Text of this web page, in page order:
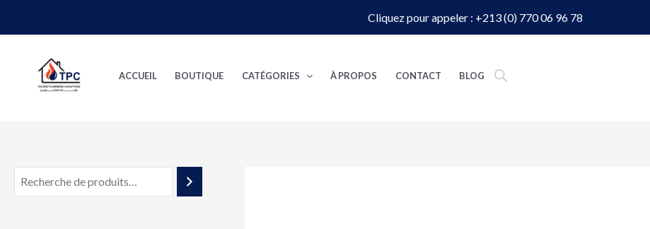
Cliquez pour appeler : +213 (0) 770 06 96 78
ACCUEIL BOUTIQUE CATÉGORIES À PROPOS CONTACT BLOG